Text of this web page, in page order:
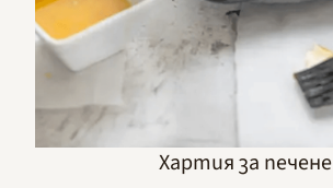
Хартия за печене